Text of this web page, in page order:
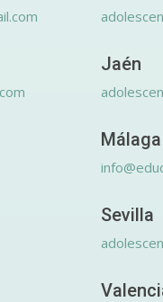
Jaén
Málaga
Sevilla